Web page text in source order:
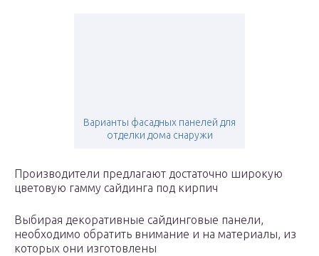
Варианты фасадных панелей для
отделки дома снаружи
Производители предлагают достаточно широкую
цветовую гамму сайдинга под кирпич
Выбирая декоративные сайдинговые панели,
необходимо обратить внимание и на материалы, из
которых они изготовлены